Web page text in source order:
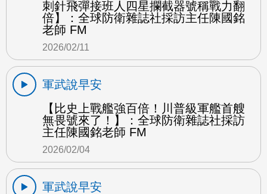
刺針飛彈接班人四星攔截器號稱戰力翻
倍】：全球防衛雜誌社採訪主任陳國銘
老師 FM
2026/02/11
軍武說早安
【比史上戰艦強百倍！川普級軍艦首艘
無畏號來了！】：全球防衛雜誌社採訪
主任陳國銘老師 FM
2026/02/04
軍武說早安